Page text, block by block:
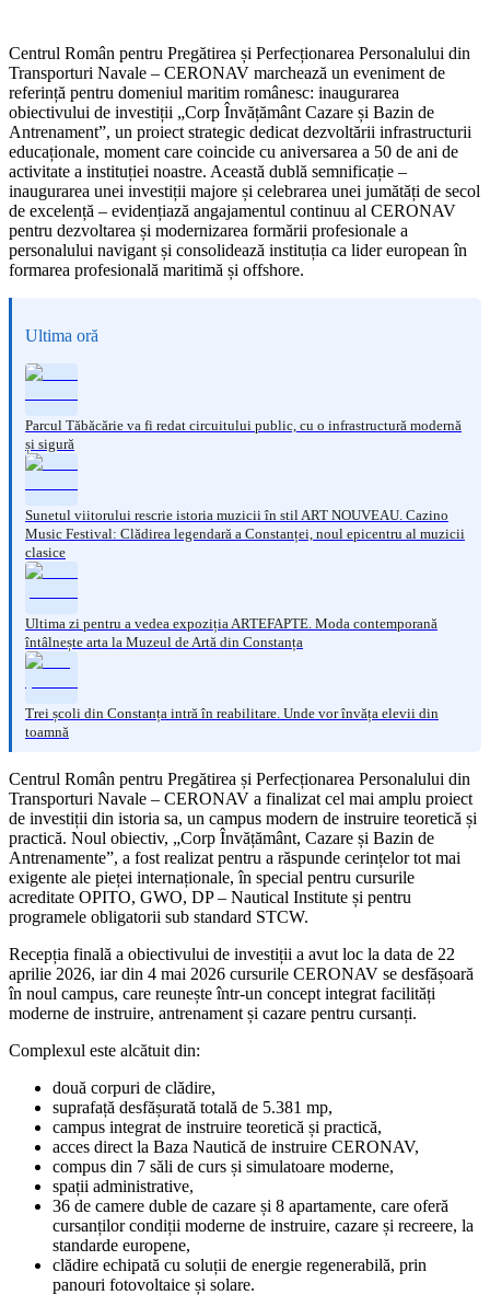
Centrul Român pentru Pregătirea și Perfecționarea Personalului din
Transporturi Navale – CERONAV marchează un eveniment de
referință pentru domeniul maritim românesc: inaugurarea
obiectivului de investiții „Corp Învățământ Cazare și Bazin de
Antrenament”, un proiect strategic dedicat dezvoltării infrastructurii
educaționale, moment care coincide cu aniversarea a 50 de ani de
activitate a instituției noastre. Această dublă semnificație –
inaugurarea unei investiții majore și celebrarea unei jumătăți de secol
de excelență – evidențiază angajamentul continuu al CERONAV
pentru dezvoltarea și modernizarea formării profesionale a
personalului navigant și consolidează instituția ca lider european în
formarea profesională maritimă și offshore.
Ultima oră
Parcul Tăbăcărie va fi redat circuitului public, cu o infrastructură modernă
și sigură
Sunetul viitorului rescrie istoria muzicii în stil ART NOUVEAU. Cazino
Music Festival: Clădirea legendară a Constanței, noul epicentru al muzicii
clasice
Ultima zi pentru a vedea expoziția ARTEFAPTE. Moda contemporană
întâlnește arta la Muzeul de Artă din Constanța
Trei școli din Constanța intră în reabilitare. Unde vor învăța elevii din
toamnă
Centrul Român pentru Pregătirea și Perfecționarea Personalului din
Transporturi Navale – CERONAV a finalizat cel mai amplu proiect
de investiții din istoria sa, un campus modern de instruire teoretică și
practică. Noul obiectiv, „Corp Învățământ, Cazare și Bazin de
Antrenamente”, a fost realizat pentru a răspunde cerințelor tot mai
exigente ale pieței internaționale, în special pentru cursurile
acreditate OPITO, GWO, DP – Nautical Institute și pentru
programele obligatorii sub standard STCW.
Recepția finală a obiectivului de investiții a avut loc la data de 22
aprilie 2026, iar din 4 mai 2026 cursurile CERONAV se desfășoară
în noul campus, care reunește într-un concept integrat facilități
moderne de instruire, antrenament și cazare pentru cursanți.
Complexul este alcătuit din:
două corpuri de clădire,
suprafață desfășurată totală de 5.381 mp,
campus integrat de instruire teoretică și practică,
acces direct la Baza Nautică de instruire CERONAV,
compus din 7 săli de curs și simulatoare moderne,
spații administrative,
36 de camere duble de cazare și 8 apartamente, care oferă
cursanților condiții moderne de instruire, cazare și recreere, la
standarde europene,
clădire echipată cu soluții de energie regenerabilă, prin
panouri fotovoltaice și solare.